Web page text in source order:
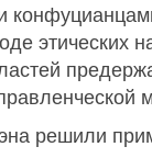
этических
решили